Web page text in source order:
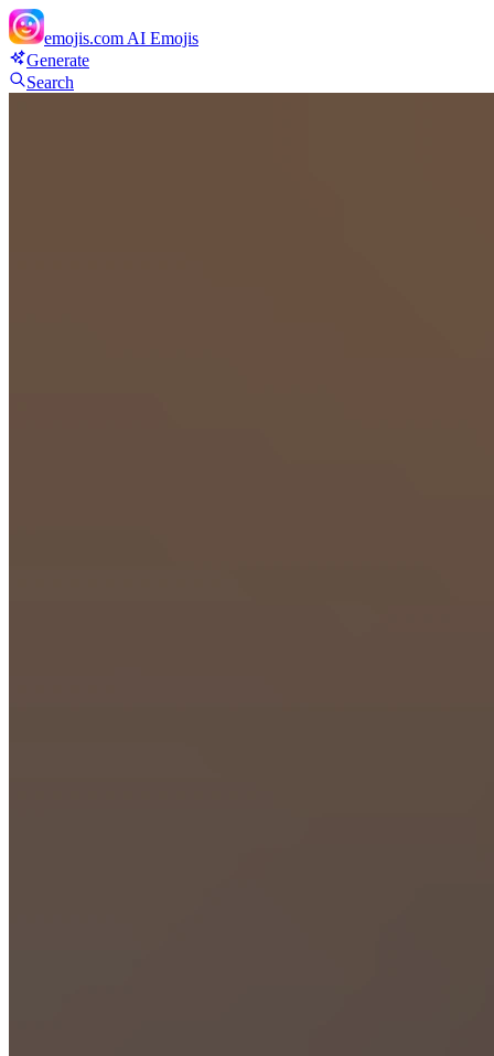
emojis.com AI Emojis
Generate
Search